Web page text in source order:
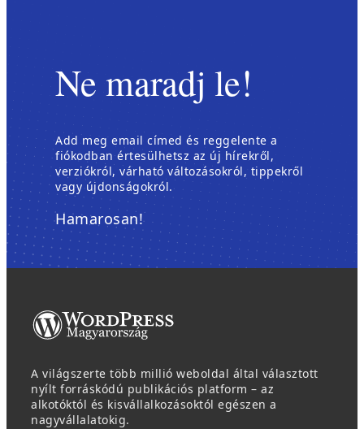
Ne maradj le!
Add meg email címed és reggelente a
fiókodban értesülhetsz az új hírekről,
verziókról, várható változásokról, tippekről
vagy újdonságokról.
Hamarosan!
A világszerte több millió weboldal által választott
nyílt forráskódú publikációs platform – az
alkotóktól és kisvállalkozásoktól egészen a
nagyvállalatokig.